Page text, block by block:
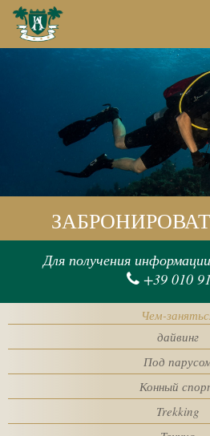
КНИГА
ПОЧЕМУ
БАР
СОБЫТИЯ
SPA
Проверять
Отъезда
комнаты
Для получения
+39 010
Чем-
дайвинг
Под
Конный
Trekking